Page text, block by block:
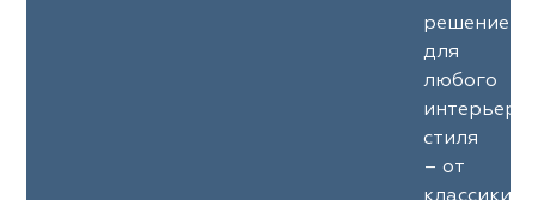
решение
для
любого
стиля
– от